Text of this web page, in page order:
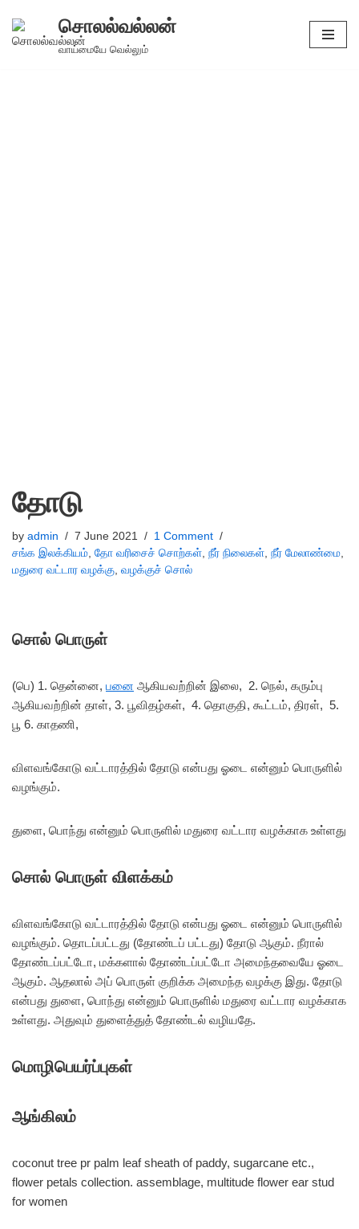
Skip
சொலல்வல்லன்
வாய்மையே வெல்லும்
தோடு
by admin 7 June 2021
1 Comment
சங்க இலக்கியம், தோ வரிசைச் சொற்கள், நீர் நிலைகள், நீர் மேலாண்மை,
மதுரை வட்டார வழக்கு, வழக்குச் சொல்
சொல் பொருள்
(பெ) 1. தென்னை, பனை ஆகியவற்றின் இலை, 2. நெல், கரும்பு
ஆகியவற்றின் தாள், 3. பூவிதழ்கள், 4. தொகுதி, கூட்டம், திரள், 5.
பூ 6. காதணி,
விளவங்கோடு வட்டாரத்தில் தோடு என்பது ஓடை என்னும் பொருளில்
வழங்கும்.
துளை, பொந்து என்னும் பொருளில் மதுரை வட்டார வழக்காக உள்ளது
சொல் பொருள் விளக்கம்
விளவங்கோடு வட்டாரத்தில் தோடு என்பது ஓடை என்னும் பொருளில்
வழங்கும். தொடப்பட்டது (தோண்டப் பட்டது) தோடு ஆகும். நீரால்
தோண்டப்பட்டோ, மக்களால் தோண்டப்பட்டோ அமைந்தவையே ஓடை
ஆகும். ஆதலால் அப் பொருள் குறிக்க அமைந்த வழக்கு இது. தோடு
என்பது துளை, பொந்து என்னும் பொருளில் மதுரை வட்டார வழக்காக
உள்ளது. அதுவும் துளைத்துத் தோண்டல் வழியதே.
மொழிபெயர்ப்புகள்
ஆங்கிலம்
coconut tree pr palm leaf sheath of paddy, sugarcane etc.,
flower petals collection. assemblage, multitude flower ear stud
for women